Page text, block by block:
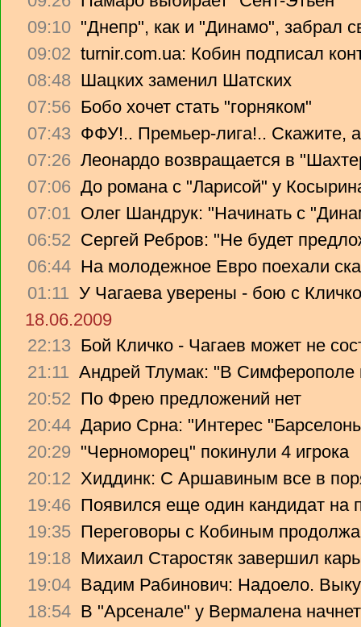
09:10 "Днепр", как и "Динамо", забрал
09:02 turnir.com.ua: Кобин подписал
08:48 Шацких заменил Шатских
07:56 Бобо хочет стать "горняком"
07:43 ФФУ!.. Премьер-лига!.. Скажите,
07:26 Леонардо возвращается в
07:06 До романа с "Ларисой" у
07:01 Олег Шандрук: "Начинать с
06:52 Сергей Ребров: "Не будет
06:44 На молодежное Евро поехали
01:11 У Чагаева уверены - бою с
18.06.2009
22:13 Бой Кличко - Чагаев может не
21:11 Андрей Тлумак: "В Симферополе
20:52 По Фрею предложений нет
20:44 Дарио Срна: "Интерес
20:29 "Черноморец" покинули 4 игрока
20:12 Хиддинк: С Аршавиным все в
19:46 Появился еще один кандидат на
19:35 Переговоры с Кобиным
19:18 Михаил Старостяк завершил
19:04 Вадим Рабинович: Надоело.
18:54 В "Арсенале" у Вермалена